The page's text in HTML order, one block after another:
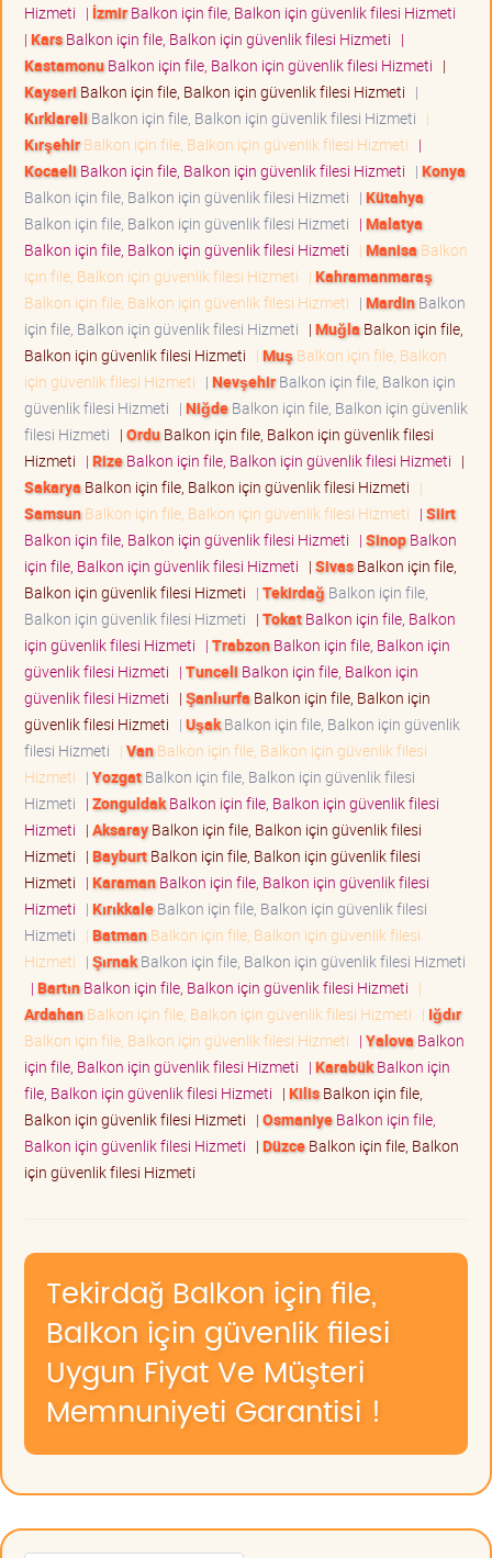
Hizmeti | İzmirBalkon için file, Balkon için güvenlik filesi Hizmeti
| KarsBalkon için file, Balkon için güvenlik filesi Hizmeti |
KastamonuBalkon için file, Balkon için güvenlik filesi Hizmeti |
Kayseri Balkon için file, Balkon için güvenlik filesi Hizmeti |
Kırklareli Balkon için file, Balkon için güvenlik filesi Hizmeti |
KırşehirBalkon için file, Balkon için güvenlik filesi Hizmeti |
Kocaeli Balkon için file, Balkon için güvenlik filesi Hizmeti | Konya
Balkon için file, Balkon için güvenlik filesi Hizmeti | Kütahya
Balkon için file, Balkon için güvenlik filesi Hizmeti | Malatya
Balkon için file, Balkon için güvenlik filesi Hizmeti | Manisa Balkon
için file, Balkon için güvenlik filesi Hizmeti | Kahramanmaraş
Balkon için file, Balkon için güvenlik filesi Hizmeti | MardinBalkon
için file, Balkon için güvenlik filesi Hizmeti | Muğla Balkon için file,
Balkon için güvenlik filesi Hizmeti | Muş Balkon için file, Balkon
için güvenlik filesi Hizmeti | NevşehirBalkon için file, Balkon için
güvenlik filesi Hizmeti | NiğdeBalkon için file, Balkon için güvenlik
filesi Hizmeti | OrduBalkon için file, Balkon için güvenlik filesi
Hizmeti | RizeBalkon için file, Balkon için güvenlik filesi Hizmeti |
Sakarya Balkon için file, Balkon için güvenlik filesi Hizmeti |
SamsunBalkon için file, Balkon için güvenlik filesi Hizmeti | Siirt
Balkon için file, Balkon için güvenlik filesi Hizmeti | SinopBalkon
için file, Balkon için güvenlik filesi Hizmeti | SivasBalkon için file,
Balkon için güvenlik filesi Hizmeti | Tekirdağ Balkon için file,
Balkon için güvenlik filesi Hizmeti | TokatBalkon için file, Balkon
için güvenlik filesi Hizmeti | TrabzonBalkon için file, Balkon için
güvenlik filesi Hizmeti | Tunceli Balkon için file, Balkon için
güvenlik filesi Hizmeti | Şanlıurfa Balkon için file, Balkon için
güvenlik filesi Hizmeti | UşakBalkon için file, Balkon için güvenlik
filesi Hizmeti | VanBalkon için file, Balkon için güvenlik filesi
Hizmeti | YozgatBalkon için file, Balkon için güvenlik filesi
Hizmeti | ZonguldakBalkon için file, Balkon için güvenlik filesi
Hizmeti | AksarayBalkon için file, Balkon için güvenlik filesi
Hizmeti | BayburtBalkon için file, Balkon için güvenlik filesi
Hizmeti | KaramanBalkon için file, Balkon için güvenlik filesi
Hizmeti | KırıkkaleBalkon için file, Balkon için güvenlik filesi
Hizmeti | BatmanBalkon için file, Balkon için güvenlik filesi
Hizmeti | ŞırnakBalkon için file, Balkon için güvenlik filesi Hizmeti
| BartınBalkon için file, Balkon için güvenlik filesi Hizmeti |
ArdahanBalkon için file, Balkon için güvenlik filesi Hizmeti | Iğdır
Balkon için file, Balkon için güvenlik filesi Hizmeti | Yalova Balkon
için file, Balkon için güvenlik filesi Hizmeti | KarabükBalkon için
file, Balkon için güvenlik filesi Hizmeti | KilisBalkon için file,
Balkon için güvenlik filesi Hizmeti | OsmaniyeBalkon için file,
Balkon için güvenlik filesi Hizmeti | DüzceBalkon için file, Balkon
için güvenlik filesi Hizmeti
Tekirdağ Balkon için file,
Balkon için güvenlik filesi
Uygun Fiyat Ve Müşteri
Memnuniyeti Garantisi !